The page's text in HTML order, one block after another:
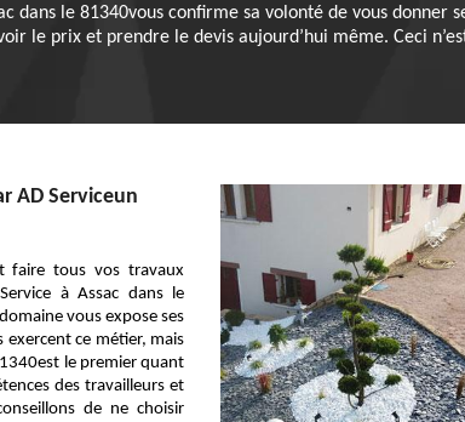
dans le 81340vous confirme sa volonté de vous donner
le prix et prendre le devis aujourd’hui même. Ceci
AD Serviceun
faire tous vos travaux
à Assac dans le
vous expose ses
ce métier, mais
le premier quant
des travailleurs et
de ne choisir